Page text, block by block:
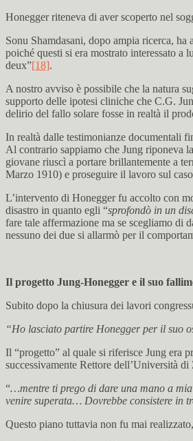
Honegger riteneva di aver scoperto nel
Sonu Shamdasani, dopo ampia ricerca,
poiché questi si era mostrato interessato a
deux”[18].
A nostro avviso è possibile che la natura
supporto delle ipotesi cliniche che C.G.
delirio del fallo solare fosse in realtà il
In realtà dalle testimonianze documentali
Al contrario sappiamo che Jung riponeva
giovane riuscì a portare brillantemente a
Marzo 1910) e proseguire il lavoro sul
L’intervento di Honegger fu accolto con
disastro in quanto egli “sprofondò in un
fare tale affermazione ma se scegliamo di
nessuno dei due si allarmò per il
Il progetto Jung-Honegger e il suo
Subito dopo la chiusura dei lavori
“Ho lasciato partire Honegger per il suo
Il “progetto” al quale si riferisce Jung era
successivamente Rettore dell’Università
“…mentre ti prego di dare una mano a
venire superata… Dovrebbe consistere in
Questo piano tuttavia non fu mai